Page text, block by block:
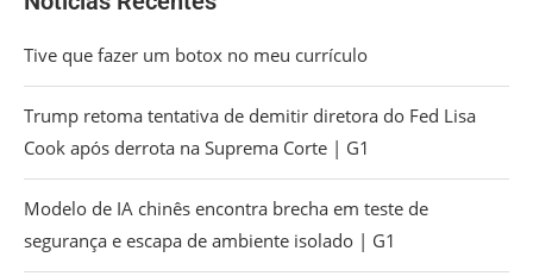
Tive que fazer um botox no meu currículo
Trump retoma tentativa de demitir diretora do Fed Lisa
Cook após derrota na Suprema Corte | G1
Modelo de IA chinês encontra brecha em teste de
segurança e escapa de ambiente isolado | G1